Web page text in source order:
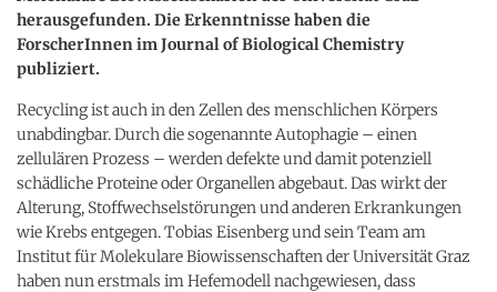
herausgefunden. Die Erkenntnisse haben die
ForscherInnen im Journal of Biological Chemistry
publiziert.
Recycling ist auch in den Zellen des menschlichen Körpers
unabdingbar. Durch die sogenannte Autophagie – einen
zellulären Prozess – werden defekte und damit potenziell
schädliche Proteine oder Organellen abgebaut. Das wirkt der
Alterung, Stoffwechselstörungen und anderen Erkrankungen
wie Krebs entgegen. Tobias Eisenberg und sein Team am
Institut für Molekulare Biowissenschaften der Universität Graz
haben nun erstmals im Hefemodell nachgewiesen, dass